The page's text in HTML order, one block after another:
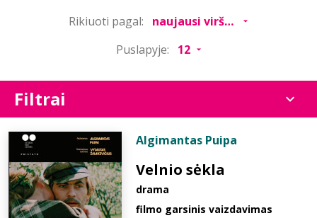
Rikiuoti pagal:
Puslapyje:
Filtrai
Algimantas Puipa
Velnio sėkla
drama
filmo garsinis vaizdavimas